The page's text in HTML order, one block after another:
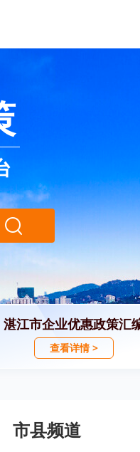
湛江市企业优惠政策汇
查看详情 >
市县频道